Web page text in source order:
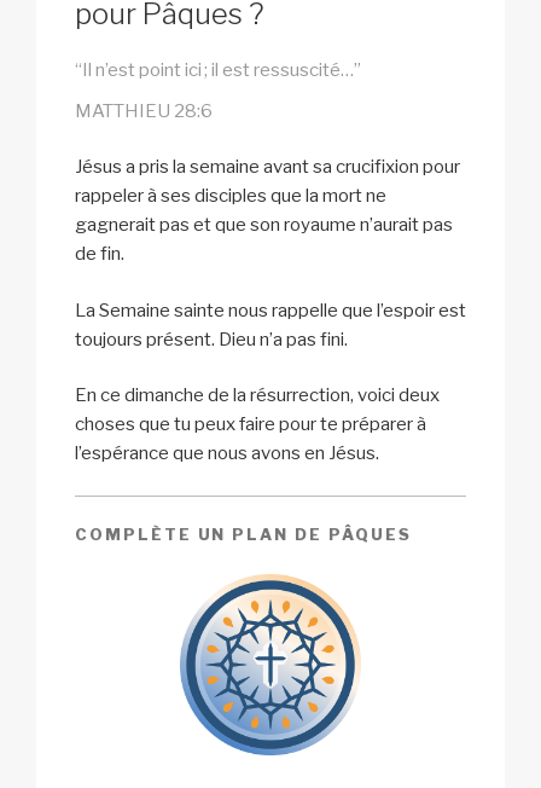
pour Pâques ?
“Il n’est point ici ; il est ressuscité…”
MATTHIEU 28:6
Jésus a pris la semaine avant sa crucifixion pour
rappeler à ses disciples que la mort ne
gagnerait pas et que son royaume n’aurait pas
de fin.
La Semaine sainte nous rappelle que l’espoir est
toujours présent. Dieu n’a pas fini.
En ce dimanche de la résurrection, voici deux
choses que tu peux faire pour te préparer à
l’espérance que nous avons en Jésus.
COMPLÈTE UN PLAN DE PÂQUES